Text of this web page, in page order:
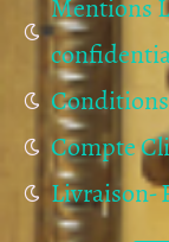
Mentions
Compte
Livraison-